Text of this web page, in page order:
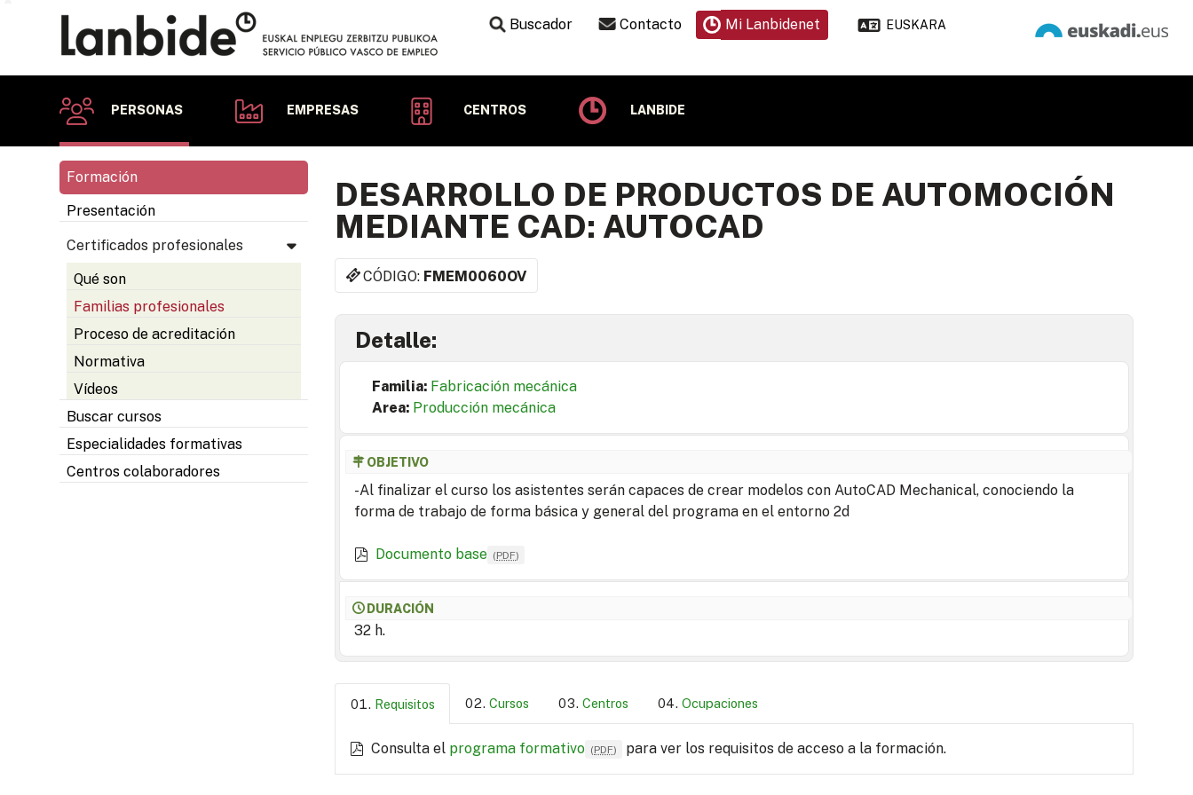
Buscador Contacto Mi Lanbidenet EUSKARA
PERSONAS EMPRESAS CENTROS LANBIDE
Formación
Presentación
Certificados profesionales
Qué son
Familias profesionales
Proceso de acreditación
Normativa
Vídeos
Buscar cursos
Especialidades formativas
Centros colaboradores
DESARROLLO DE PRODUCTOS DE AUTOMOCIÓN
MEDIANTE CAD: AUTOCAD
CÓDIGO: FMEM0060OV
Detalle:
Familia: Fabricación mecánica
Area: Producción mecánica
OBJETIVO
-Al finalizar el curso los asistentes serán capaces de crear modelos con AutoCAD Mechanical, conociendo la
forma de trabajo de forma básica y general del programa en el entorno 2d
Documento base (PDF)
DURACIÓN
32 h.
Requisitos Cursos Centros Ocupaciones
Consulta el programa formativo (PDF) para ver los requisitos de acceso a la formación.